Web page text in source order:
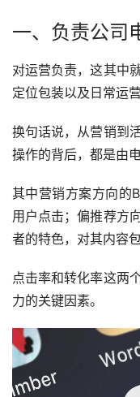
一、负责公司
对运营负责，这其中
定位包装以及日常运营
换句话说，从营销到
操作的背后，都是由
其中营销方案方向的
用户点击；偏推荐方
者的特色，对其内容
点击率和转化率这两
力的关键因素。